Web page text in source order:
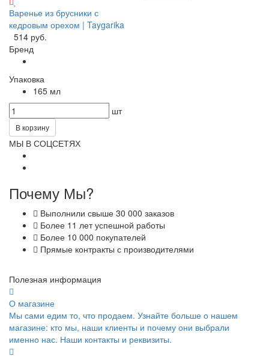
Варенье из брусники с
кедровым орехом | Taygarika
514 руб.
Бренд
Упаковка
165 мл
шт
В корзину
МЫ В СОЦСЕТЯХ
Почему Мы?
Выполнили свыше 30 000 заказов
Более 11 лет успешной работы
Более 10 000 покупателей
Прямые контракты с производителями
Полезная информация
О магазине
Мы сами едим то, что продаем. Узнайте больше о нашем
магазине: кто мы, наши клиенты и почему они выбрали
именно нас. Наши контакты и реквизиты.